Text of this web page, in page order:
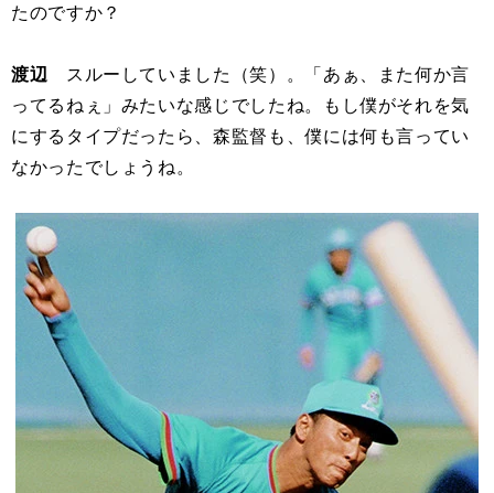
たのですか？
渡辺 スルーしていました（笑）。「あぁ、また何か言
ってるねぇ」みたいな感じでしたね。もし僕がそれを気
にするタイプだったら、森監督も、僕には何も言ってい
なかったでしょうね。